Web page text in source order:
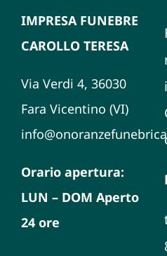
IMPRESA FUNEBRE
CAROLLO TERESA
Via Verdi 4, 36030
Fara Vicentino (VI)
Orario apertura:
LUN – DOM Aperto
24 ore